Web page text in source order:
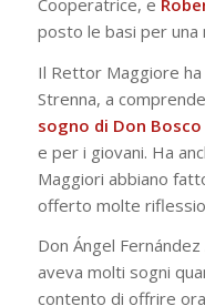
posto le basi per una
Il Rettor Maggiore
Strenna, a
sogno di Don Bosco
e per i giovani. Ha
Maggiori abbiano
offerto molte
Don Ángel
aveva molti sogni
contento di offrire